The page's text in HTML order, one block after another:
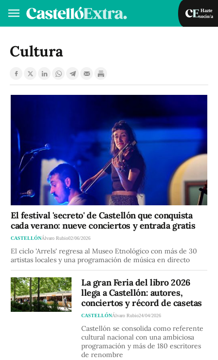
Hazte
socio/a
VA
Cultura
El festival 'secreto' de Castellón que conquista
cada verano: nueve conciertos y entrada gratis
CASTELLÓNÁlvaro Rubio02/06/2026
El ciclo 'Arrels' regresa al Museo Etnológico con más de 30
artistas locales y una programación de música en directo
La gran Feria del libro 2026
llega a Castellón: autores,
conciertos y récord de casetas
CASTELLÓNÁlvaro Rubio24/04/2026
Castellón se consolida como referente
cultural nacional con una ambiciosa
programación y más de 180 escritores
de renombre